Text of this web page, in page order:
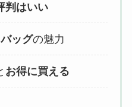
判はいい
ッグの魅力
お得に買える